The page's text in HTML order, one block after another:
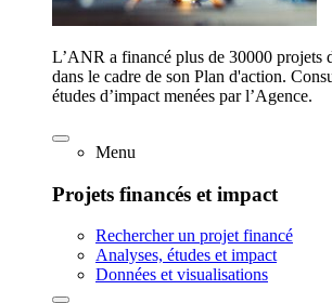
L’ANR a financé plus de 30000 projets
dans le cadre de son Plan d'action.
études d’impact menées par l’Agence.
Menu
Projets financés et impact
Rechercher un projet financé
Analyses, études et impact
Données et visualisations